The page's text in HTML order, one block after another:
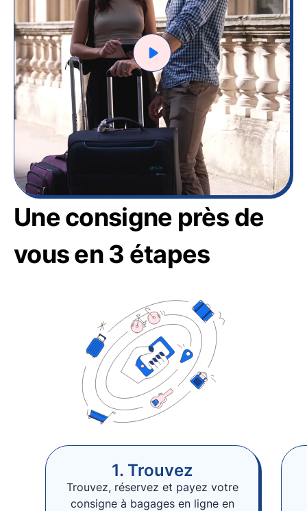
Une consigne près de
vous en 3 étapes
1. Trouvez
Trouvez, réservez et payez votre
consigne à bagages en ligne en